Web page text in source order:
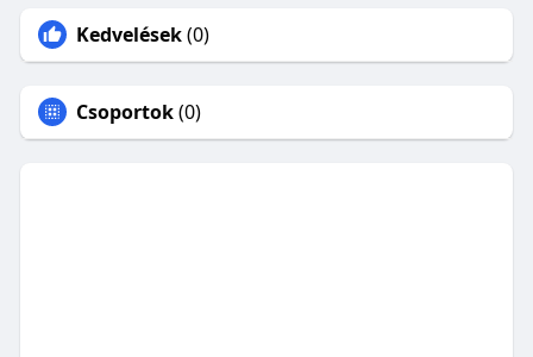
Kedvelések(0)
Csoportok(0)